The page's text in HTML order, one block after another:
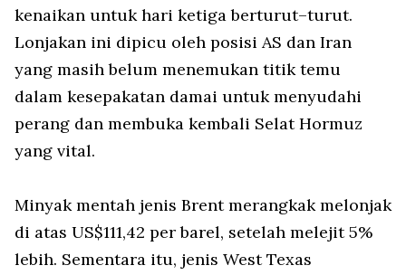
kenaikan untuk hari ketiga berturut–turut.
Lonjakan ini dipicu oleh posisi AS dan Iran
yang masih belum menemukan titik temu
dalam kesepakatan damai untuk menyudahi
perang dan membuka kembali Selat Hormuz
yang vital.
Minyak mentah jenis Brent merangkak melonjak
di atas US$111,42 per barel, setelah melejit 5%
lebih. Sementara itu, jenis West Texas